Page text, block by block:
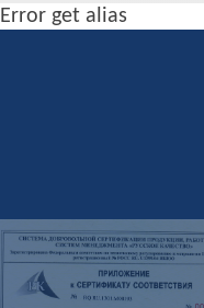
Error get alias